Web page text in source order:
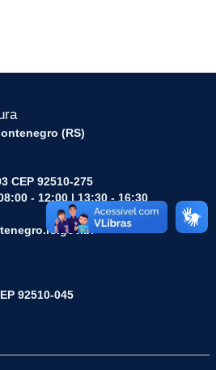
(RS)
CEP 92510-275
- 12:00 | 13:30 - 16:30
92510-045